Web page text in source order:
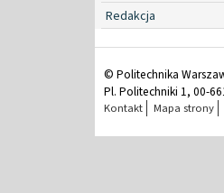
Redakcja
© Politechnika
Pl. Politechniki 1, 00-
Kontakt Mapa strony